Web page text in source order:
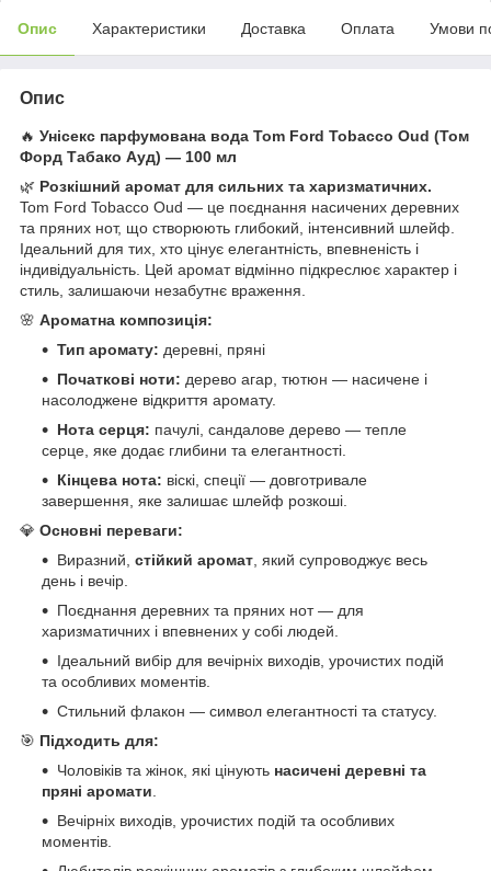
Опис Характеристики Доставка Оплата Умови
Опис
🔥 Унісекс парфумована вода Tom Ford Tobacco Oud (Том
Форд Табако Ауд) — 100 мл
🌿 Розкішний аромат для сильних та харизматичних.
Tom Ford Tobacco Oud — це поєднання насичених деревних
та пряних нот, що створюють глибокий, інтенсивний шлейф.
Ідеальний для тих, хто цінує елегантність, впевненість і
індивідуальність. Цей аромат відмінно підкреслює характер і
стиль, залишаючи незабутнє враження.
🌸 Ароматна композиція:
Тип аромату: деревні, пряні
Початкові ноти: дерево агар, тютюн — насичене і
насолоджене відкриття аромату.
Нота серця: пачулі, сандалове дерево — тепле
серце, яке додає глибини та елегантності.
Кінцева нота: віскі, спеції — довготривале
завершення, яке залишає шлейф розкоші.
💎 Основні переваги:
Виразний, стійкий аромат , який супроводжує весь
день і вечір.
Поєднання деревних та пряних нот — для
харизматичних і впевнених у собі людей.
Ідеальний вибір для вечірніх виходів, урочистих подій
та особливих моментів.
Стильний флакон — символ елегантності та статусу.
🎯 Підходить для:
Чоловіків та жінок, які цінують насичені деревні та
пряні аромати
Вечірніх виходів, урочистих подій та особливих
моментів.